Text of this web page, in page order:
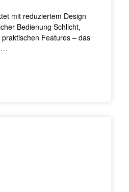
mit reduziertem Design
Bedienung Schlicht,
Features – das